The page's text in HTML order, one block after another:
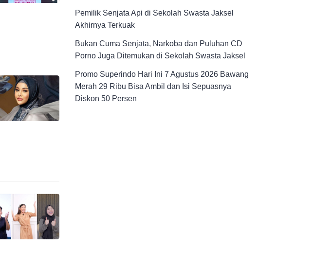
Pemilik Senjata Api di Sekolah Swasta Jaksel
Akhirnya Terkuak
Bukan Cuma Senjata, Narkoba dan Puluhan CD
Porno Juga Ditemukan di Sekolah Swasta Jaksel
Promo Superindo Hari Ini 7 Agustus 2026 Bawang
Merah 29 Ribu Bisa Ambil dan Isi Sepuasnya
Diskon 50 Persen